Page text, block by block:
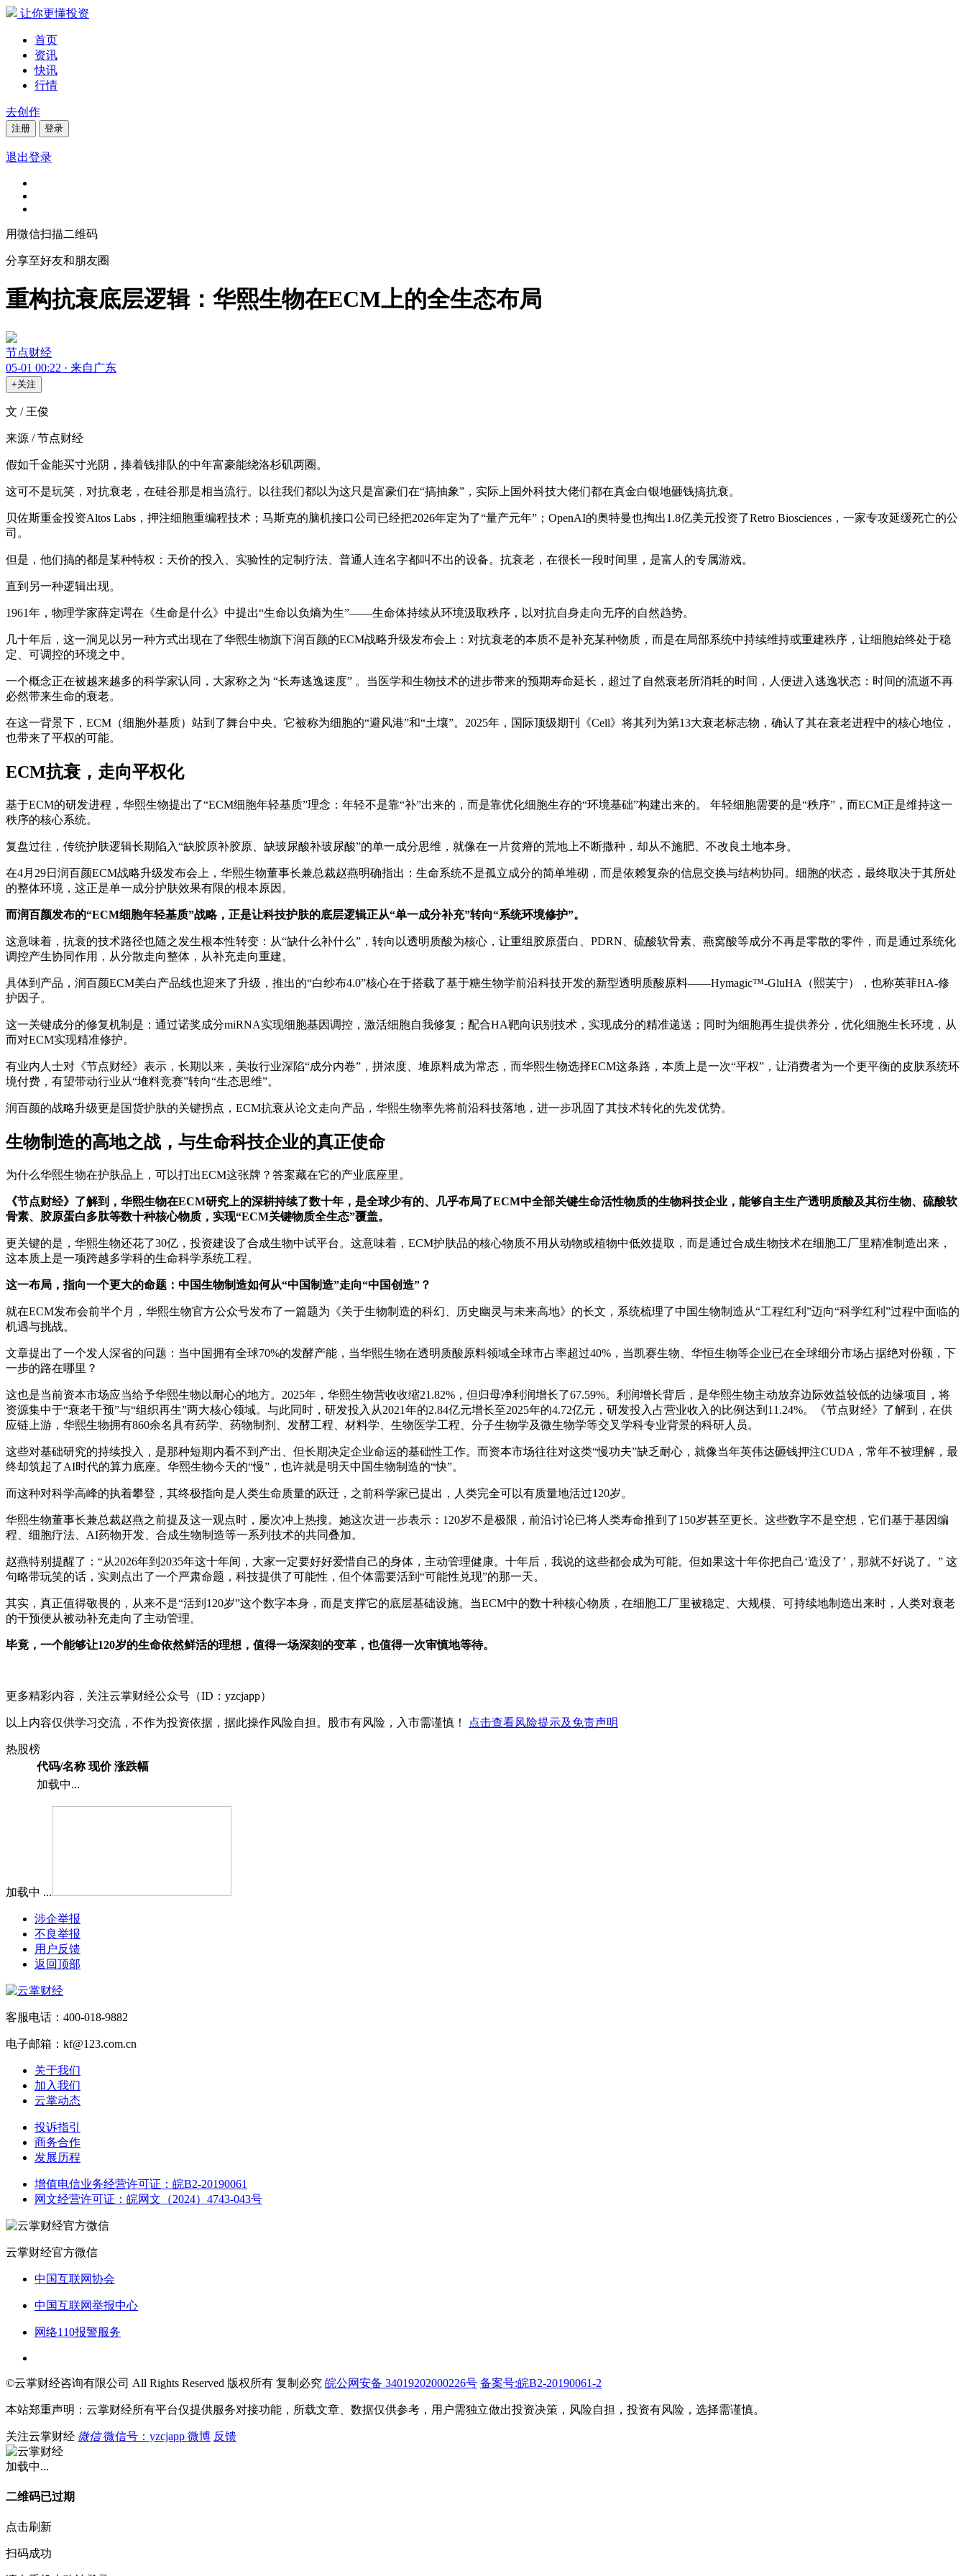
让你更懂投资
首页
资讯
快讯
行情
去创作
注册 登录
退出登录
用微信扫描二维码
分享至好友和朋友圈
重构抗衰底层逻辑：华熙生物在ECM上的全生态布局
节点财经
05-01 00:22 · 来自广东
+关注
文 / 王俊
来源 / 节点财经
假如千金能买寸光阴，捧着钱排队的中年富豪能绕洛杉矶两圈。
这可不是玩笑，对抗衰老，在硅谷那是相当流行。以往我们都以为这只是富豪们在“搞抽象”，实际上国外科技大佬们都在真金白银地砸钱搞抗衰。
贝佐斯重金投资Altos Labs，押注细胞重编程技术；马斯克的脑机接口公司已经把2026年定为了“量产元年”；OpenAI的奥特曼也掏出1.8亿美元投资了Retro Biosciences，一家专攻延缓死亡的公
司。
但是，他们搞的都是某种特权：天价的投入、实验性的定制疗法、普通人连名字都叫不出的设备。抗衰老，在很长一段时间里，是富人的专属游戏。
直到另一种逻辑出现。
1961年，物理学家薛定谔在《生命是什么》中提出“生命以负熵为生”——生命体持续从环境汲取秩序，以对抗自身走向无序的自然趋势。
几十年后，这一洞见以另一种方式出现在了华熙生物旗下润百颜的ECM战略升级发布会上：对抗衰老的本质不是补充某种物质，而是在局部系统中持续维持或重建秩序，让细胞始终处于稳
定、可调控的环境之中。
一个概念正在被越来越多的科学家认同，大家称之为 “长寿逃逸速度” 。当医学和生物技术的进步带来的预期寿命延长，超过了自然衰老所消耗的时间，人便进入逃逸状态：时间的流逝不再
必然带来生命的衰老。
在这一背景下，ECM（细胞外基质）站到了舞台中央。它被称为细胞的“避风港”和“土壤”。2025年，国际顶级期刊《Cell》将其列为第13大衰老标志物，确认了其在衰老进程中的核心地位，
也带来了平权的可能。
ECM抗衰，走向平权化
基于ECM的研发进程，华熙生物提出了“ECM细胞年轻基质”理念：年轻不是靠“补”出来的，而是靠优化细胞生存的“环境基础”构建出来的。 年轻细胞需要的是“秩序”，而ECM正是维持这一
秩序的核心系统。
复盘过往，传统护肤逻辑长期陷入“缺胶原补胶原、缺玻尿酸补玻尿酸”的单一成分思维，就像在一片贫瘠的荒地上不断撒种，却从不施肥、不改良土地本身。
在4月29日润百颜ECM战略升级发布会上，华熙生物董事长兼总裁赵燕明确指出：生命系统不是孤立成分的简单堆砌，而是依赖复杂的信息交换与结构协同。细胞的状态，最终取决于其所处
的整体环境，这正是单一成分护肤效果有限的根本原因。
而润百颜发布的“ECM细胞年轻基质”战略，正是让科技护肤的底层逻辑正从“单一成分补充”转向“系统环境修护”。
这意味着，抗衰的技术路径也随之发生根本性转变：从“缺什么补什么”，转向以透明质酸为核心，让重组胶原蛋白、PDRN、硫酸软骨素、燕窝酸等成分不再是零散的零件，而是通过系统化
调控产生协同作用，从分散走向整体，从补充走向重建。
具体到产品，润百颜ECM美白产品线也迎来了升级，推出的“白纱布4.0”核心在于搭载了基于糖生物学前沿科技开发的新型透明质酸原料——Hymagic™-GluHA（熙芙宁），也称英菲HA-修
护因子。
这一关键成分的修复机制是：通过诺奖成分miRNA实现细胞基因调控，激活细胞自我修复；配合HA靶向识别技术，实现成分的精准递送；同时为细胞再生提供养分，优化细胞生长环境，从
而对ECM实现精准修护。
有业内人士对《节点财经》表示，长期以来，美妆行业深陷“成分内卷”，拼浓度、堆原料成为常态，而华熙生物选择ECM这条路，本质上是一次“平权”，让消费者为一个更平衡的皮肤系统环
境付费，有望带动行业从“堆料竞赛”转向“生态思维”。
润百颜的战略升级更是国货护肤的关键拐点，ECM抗衰从论文走向产品，华熙生物率先将前沿科技落地，进一步巩固了其技术转化的先发优势。
生物制造的高地之战，与生命科技企业的真正使命
为什么华熙生物在护肤品上，可以打出ECM这张牌？答案藏在它的产业底座里。
《节点财经》了解到，华熙生物在ECM研究上的深耕持续了数十年，是全球少有的、几乎布局了ECM中全部关键生命活性物质的生物科技企业，能够自主生产透明质酸及其衍生物、硫酸软
骨素、胶原蛋白多肽等数十种核心物质，实现“ECM关键物质全生态”覆盖。
更关键的是，华熙生物还花了30亿，投资建设了合成生物中试平台。这意味着，ECM护肤品的核心物质不用从动物或植物中低效提取，而是通过合成生物技术在细胞工厂里精准制造出来，
这本质上是一项跨越多学科的生命科学系统工程。
这一布局，指向一个更大的命题：中国生物制造如何从“中国制造”走向“中国创造”？
就在ECM发布会前半个月，华熙生物官方公众号发布了一篇题为《关于生物制造的科幻、历史幽灵与未来高地》的长文，系统梳理了中国生物制造从“工程红利”迈向“科学红利”过程中面临的
机遇与挑战。
文章提出了一个发人深省的问题：当中国拥有全球70%的发酵产能，当华熙生物在透明质酸原料领域全球市占率超过40%，当凯赛生物、华恒生物等企业已在全球细分市场占据绝对份额，下
一步的路在哪里？
这也是当前资本市场应当给予华熙生物以耐心的地方。2025年，华熙生物营收收缩21.82%，但归母净利润增长了67.59%。利润增长背后，是华熙生物主动放弃边际效益较低的边缘项目，将
资源集中于“衰老干预”与“组织再生”两大核心领域。与此同时，研发投入从2021年的2.84亿元增长至2025年的4.72亿元，研发投入占营业收入的比例达到11.24%。《节点财经》了解到，在供
应链上游，华熙生物拥有860余名具有药学、药物制剂、发酵工程、材料学、生物医学工程、分子生物学及微生物学等交叉学科专业背景的科研人员。
这些对基础研究的持续投入，是那种短期内看不到产出、但长期决定企业命运的基础性工作。而资本市场往往对这类“慢功夫”缺乏耐心，就像当年英伟达砸钱押注CUDA，常年不被理解，最
终却筑起了AI时代的算力底座。华熙生物今天的“慢”，也许就是明天中国生物制造的“快”。
而这种对科学高峰的执着攀登，其终极指向是人类生命质量的跃迁，之前科学家已提出，人类完全可以有质量地活过120岁。
华熙生物董事长兼总裁赵燕之前提及这一观点时，屡次冲上热搜。她这次进一步表示：120岁不是极限，前沿讨论已将人类寿命推到了150岁甚至更长。这些数字不是空想，它们基于基因编
程、细胞疗法、AI药物开发、合成生物制造等一系列技术的共同叠加。
赵燕特别提醒了：“从2026年到2035年这十年间，大家一定要好好爱惜自己的身体，主动管理健康。十年后，我说的这些都会成为可能。但如果这十年你把自己‘造没了’，那就不好说了。” 这
句略带玩笑的话，实则点出了一个严肃命题，科技提供了可能性，但个体需要活到“可能性兑现”的那一天。
其实，真正值得敬畏的，从来不是“活到120岁”这个数字本身，而是支撑它的底层基础设施。当ECM中的数十种核心物质，在细胞工厂里被稳定、大规模、可持续地制造出来时，人类对衰老
的干预便从被动补充走向了主动管理。
毕竟，一个能够让120岁的生命依然鲜活的理想，值得一场深刻的变革，也值得一次审慎地等待。
更多精彩内容，关注云掌财经公众号（ID：yzcjapp）
以上内容仅供学习交流，不作为投资依据，据此操作风险自担。股市有风险，入市需谨慎！ 点击查看风险提示及免责声明
热股榜
代码/名称 现价 涨跌幅
加载中...
加载中 ...
涉企举报
不良举报
用户反馈
返回顶部
客服电话：400-018-9882
电子邮箱：kf@123.com.cn
关于我们
加入我们
云掌动态
投诉指引
商务合作
发展历程
增值电信业务经营许可证：皖B2-20190061
网文经营许可证：皖网文（2024）4743-043号
云掌财经官方微信
中国互联网协会
中国互联网举报中心
网络110报警服务
©云掌财经咨询有限公司 All Rights Reserved 版权所有 复制必究 皖公网安备 34019202000226号 备案号:皖B2-20190061-2
本站郑重声明：云掌财经所有平台仅提供服务对接功能，所载文章、数据仅供参考，用户需独立做出投资决策，风险自担，投资有风险，选择需谨慎。
关注云掌财经 微信 微信号：yzcjapp 微博 反馈
加载中...
二维码已过期
点击刷新
扫码成功